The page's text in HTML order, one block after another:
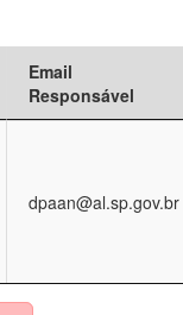
Email
Responsável
dpaan@al.sp.gov.br